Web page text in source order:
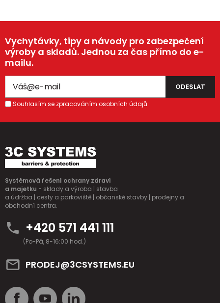
Vychytávky, tipy a návody pro zabezpečení
výroby a skladů. Jednou za čas přímo do e-
mailu.
Souhlasím se zpracováním osobních údajů.
Systémová řešení ochrany zdraví
a majetku - sklady a výroba | stavba
a údržba | cesty a parkoviště | občanské stavby | prodejny a
obchodní centra.
+420 571 441 111
(Po-Pá, 8-16:00 hod.)
PRODEJ@3CSYSTEMS.EU